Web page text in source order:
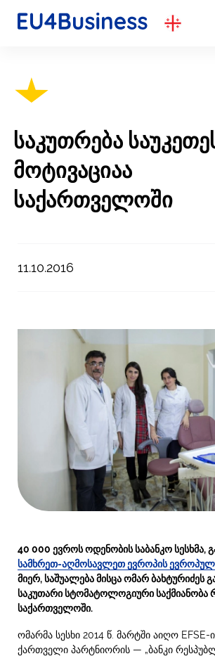
საკუთრება
მოტივაციაა
საქართველოში
11.10.2016
40 000 ევროს ოდენობის საბანკო სესხმა,
სამხრეთ-აღმოსავლეთ ევროპის
მიერ, საშუალება მისცაომარ ბახტურიძეს
საკუთარი სტომატოლოგიური საქმიანობა
საქართველოში.
ომარმა სესხი 2014 წ. მარტში აიღო
ქართველი პარტნიორის — „ბანკი